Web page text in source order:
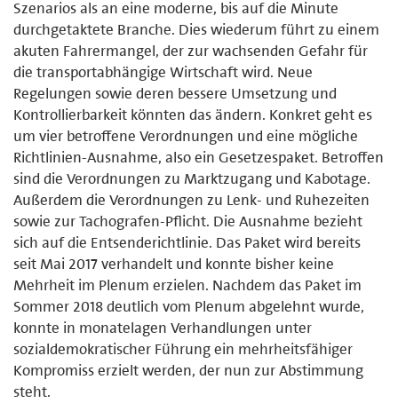
Szenarios als an eine moderne, bis auf die Minute
durchgetaktete Branche. Dies wiederum führt zu einem
akuten Fahrermangel, der zur wachsenden Gefahr für
die transportabhängige Wirtschaft wird. Neue
Regelungen sowie deren bessere Umsetzung und
Kontrollierbarkeit könnten das ändern. Konkret geht es
um vier betroffene Verordnungen und eine mögliche
Richtlinien-Ausnahme, also ein Gesetzespaket. Betroffen
sind die Verordnungen zu Marktzugang und Kabotage.
Außerdem die Verordnungen zu Lenk- und Ruhezeiten
sowie zur Tachografen-Pflicht. Die Ausnahme bezieht
sich auf die Entsenderichtlinie. Das Paket wird bereits
seit Mai 2017 verhandelt und konnte bisher keine
Mehrheit im Plenum erzielen. Nachdem das Paket im
Sommer 2018 deutlich vom Plenum abgelehnt wurde,
konnte in monatelagen Verhandlungen unter
sozialdemokratischer Führung ein mehrheitsfähiger
Kompromiss erzielt werden, der nun zur Abstimmung
steht.